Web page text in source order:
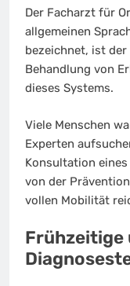
Der Facharzt für
allgemeinen
bezeichnet, ist
Behandlung von
dieses Systems.
Viele Menschen
Experten
Konsultation
von der
vollen Mobilität
Frühzeitige